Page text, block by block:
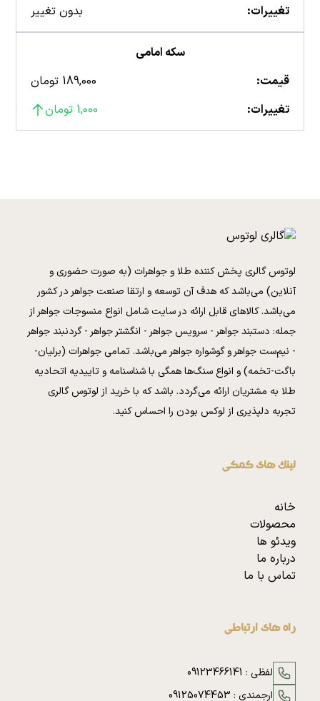
تغییرات:
بدون تغییر
سکه امامی
قیمت:
189,000 تومان
تغییرات:
1,000 تومان
لوتوس گالری پخش کننده طلا و جواهرات (به صورت حضوری و
آنلاین) می‌باشد که هدف آن توسعه و ارتقا صنعت جواهر در کشور
می‌باشد. کالا‌های قابل ارائه در سایت شامل انواع منسوجات جواهر از
جمله: دستبند جواهر - سرویس جواهر - انگشتر جواهر - گردنبند جواهر
- نیم‌ست جواهر و گوشواره جواهر می‌باشد. تمامی جواهرات (برلیان-
باگت-تخمه) و انواع سنگ‌ها همگی با شناسنامه و تاییدیه اتحادیه
طلا به مشتریان ارائه می‌گردد. باشد که با خرید از لوتوس گالری
تجربه دلپذیری از لوکس بودن را احساس کنید.
لینک های کمکی
خانه
محصولات
ویدئو ها
درباره ما
تماس با ما
راه های ارتباطی
لفظی : 09123466141
ارجمندی : 09125074453